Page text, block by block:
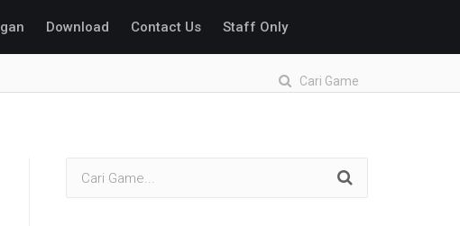
Download Contact Us Staff Only
Cari Game